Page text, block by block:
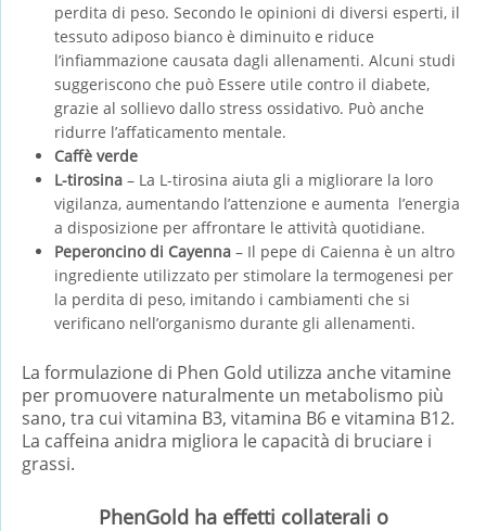
perdita di peso. Secondo le opinioni di diversi esperti, il
tessuto adiposo bianco è diminuito e riduce
l’infiammazione causata dagli allenamenti. Alcuni studi
suggeriscono che può Essere utile contro il diabete,
grazie al sollievo dallo stress ossidativo. Può anche
ridurre l’affaticamento mentale.
Caffè verde
L-tirosina – La L-tirosina aiuta gli a migliorare la loro
vigilanza, aumentando l’attenzione e aumenta l’energia
a disposizione per affrontare le attività quotidiane.
Peperoncino di Cayenna – Il pepe di Caienna è un altro
ingrediente utilizzato per stimolare la termogenesi per
la perdita di peso, imitando i cambiamenti che si
verificano nell’organismo durante gli allenamenti.
La formulazione di Phen Gold utilizza anche vitamine
per promuovere naturalmente un metabolismo più
sano, tra cui vitamina B3, vitamina B6 e vitamina B12.
La caffeina anidra migliora le capacità di bruciare i
grassi.
PhenGold ha effetti collaterali o